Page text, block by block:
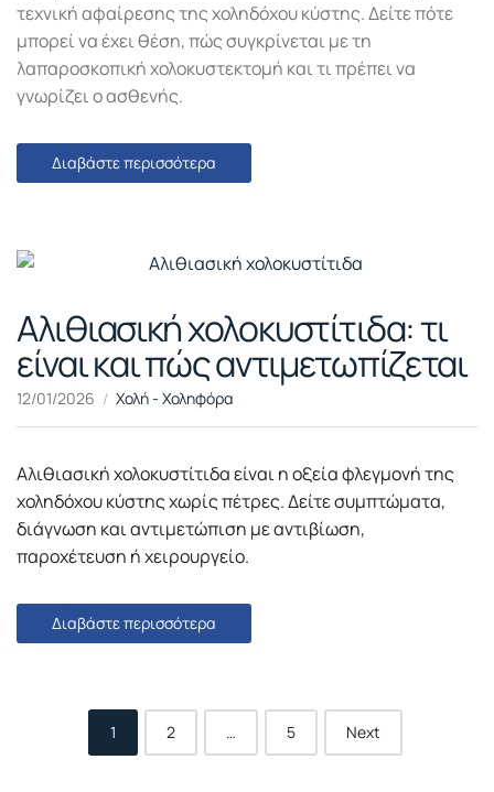
τεχνική αφαίρεσης της χοληδόχου κύστης. Δείτε πότε
μπορεί να έχει θέση, πώς συγκρίνεται με τη
λαπαροσκοπική χολοκυστεκτομή και τι πρέπει να
γνωρίζει ο ασθενής.
Διαβάστε περισσότερα
Αλιθιασική χολοκυστίτιδα: τι
είναι και πώς αντιμετωπίζεται
12/01/2026 Χολή - Χοληφόρα
Αλιθιασική χολοκυστίτιδα είναι η οξεία φλεγμονή της
χοληδόχου κύστης χωρίς πέτρες. Δείτε συμπτώματα,
διάγνωση και αντιμετώπιση με αντιβίωση,
παροχέτευση ή χειρουργείο.
Διαβάστε περισσότερα
Posts
navigation
1 2 … 5 Next